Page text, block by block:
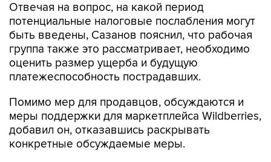
Отвечая на вопрос, на какой период
потенциальные налоговые послабления могут
быть введены, Сазанов пояснил, что рабочая
группа также это рассматривает, необходимо
оценить размер ущерба и будущую
платежеспособность пострадавших.
Помимо мер для продавцов, обсуждаются и
меры поддержки для маркетплейса Wildberries,
добавил он, отказавшись раскрывать
конкретные обсуждаемые меры.